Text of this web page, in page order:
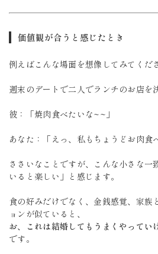
価値観が合うと感じたとき
例えばこんな場面を想像してみてくだ
週末のデートで二人でランチのお店を
彼：「焼肉食べたいな~~」
あなた：「えっ、私もちょうどお肉食
ささいなことですが、こんな小さな一
いると楽しい」と感じます。
食の好みだけでなく、金銭感覚、家族
ョンが似ていると、
お、これは結婚してもうまくやってい
です。